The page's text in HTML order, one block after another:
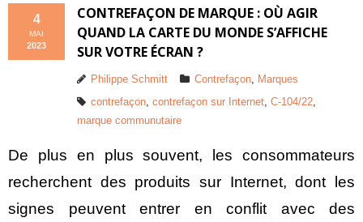
ActualitéCONTREFAÇON DE MARQUE : OÙ AGIR
QUAND LA CARTE DU MONDE S’AFFICHE
SUR VOTRE ÉCRAN ?
4
MAI
2023
Philippe Schmitt Contrefaçon, Marques
contrefaçon, contrefaçon sur Internet, C‑104/22,
marque communutaire
De plus en plus souvent, les consommateurs
recherchent des produits sur Internet, dont les
signes peuvent entrer en conflit avec des